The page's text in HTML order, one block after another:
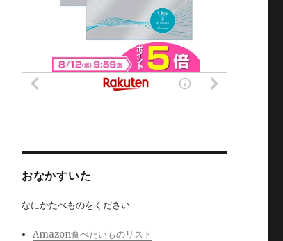
おなかすいた
なにかたべものをください
Amazon食べたいものリスト